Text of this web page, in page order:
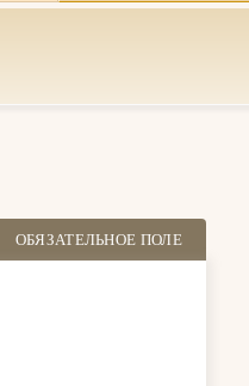
ОБЯЗАТЕЛЬНОЕ ПОЛЕ